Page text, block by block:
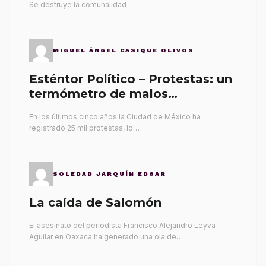
Se destruye la comunalidad
MIGUEL ÁNGEL CASIQUE OLIVOS
Esténtor Político – Protestas: un
termómetro de malos
En los últimos cinco años la Ciudad de México ha
registrado 25 mil protestas, lo…
SOLEDAD JARQUÍN EDGAR
La caída de Salomón
El asesinato del periodista Francisco Alejandro Leyva
Aguilar en Oaxaca ha generado una ola de…